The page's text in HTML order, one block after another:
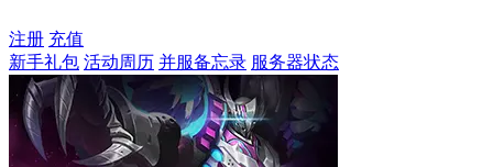
注册 充值
新手礼包 活动周历 并服备忘录 服务器状态